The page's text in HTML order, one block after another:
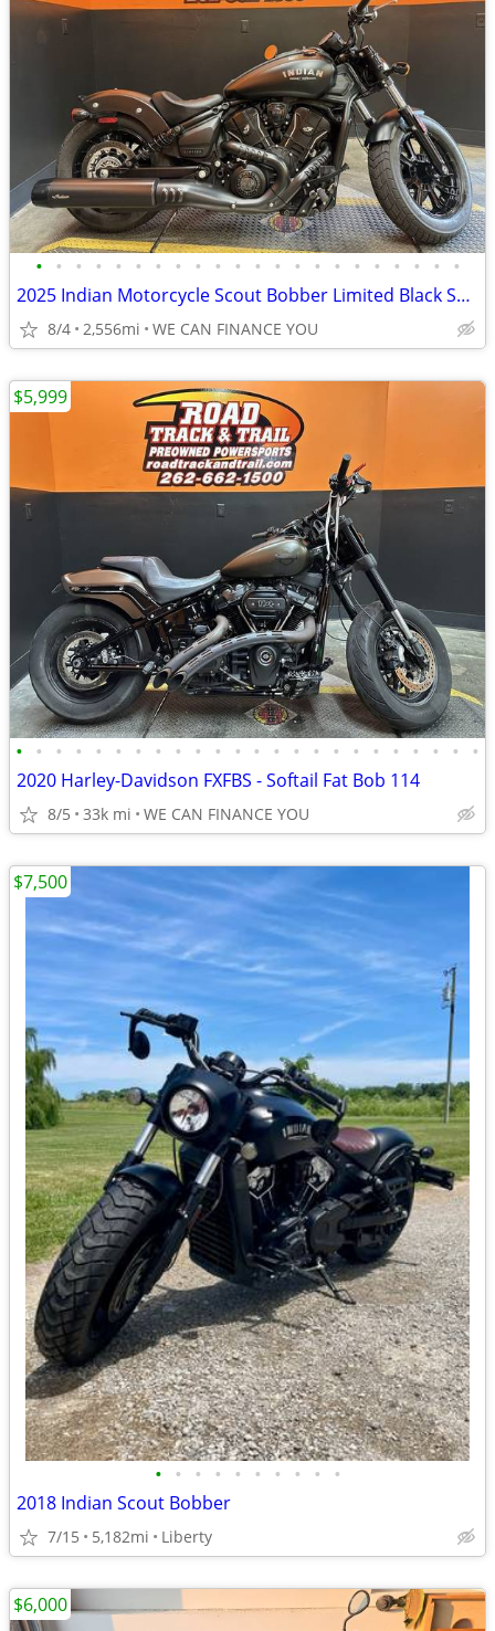
• • • • • • • • • • • • • • • • • • • • • •
2025 Indian Motorcycle Scout Bobber Limited Black Smoke
8/4 2,556mi WE CAN FINANCE YOU
• • • • • • • • • • • • • • • • • • • • • • • •
2020 Harley-Davidson FXFBS - Softail Fat Bob 114
8/5 33k mi WE CAN FINANCE YOU
$5,999
• • • • • • • • • •
2018 Indian Scout Bobber
7/15 5,182mi Liberty
$7,500
$6,000